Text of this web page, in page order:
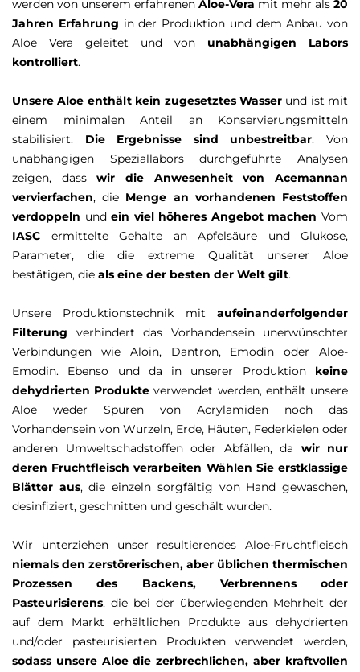
werden von unserem erfahrenen Aloe-Vera mit mehr als 20
Jahren Erfahrung in der Produktion und dem Anbau von
Aloe Vera geleitet und von unabhängigen Labors
kontrolliert.
Unsere Aloe enthält kein zugesetztes Wasserund ist mit
einem minimalen Anteil an Konservierungsmitteln
stabilisiert. Die Ergebnisse sind unbestreitbar: Von
unabhängigen Speziallabors durchgeführte Analysen
zeigen, dasswir die Anwesenheit von Acemannan
vervierfachen, die Menge an vorhandenen Feststoffen
verdoppeln undein viel höheres Angebot machen Vom
IASC ermittelte Gehalte an Apfelsäure und Glukose,
Parameter, die die extreme Qualität unserer Aloe
bestätigen, die als eine der besten der Welt gilt.
Unsere Produktionstechnik mit aufeinanderfolgender
Filterung verhindert das Vorhandensein unerwünschter
Verbindungen wie Aloin, Dantron, Emodin oder Aloe-
Emodin. Ebenso und da in unserer Produktion keine
dehydrierten Produkte verwendet werden, enthält unsere
Aloe weder Spuren von Acrylamiden noch das
Vorhandensein von Wurzeln, Erde, Häuten, Federkielen oder
anderen Umweltschadstoffen oder Abfällen, da wir nur
deren Fruchtfleisch verarbeiten Wählen Sie erstklassige
Blätter aus, die einzeln sorgfältig von Hand gewaschen,
desinfiziert, geschnitten und geschält wurden.
Wir unterziehen unser resultierendes Aloe-Fruchtfleisch
niemals den zerstörerischen, aber üblichen thermischen
Prozessen des Backens, Verbrennens oder
Pasteurisierens, die bei der überwiegenden Mehrheit der
auf dem Markt erhältlichen Produkte aus dehydrierten
und/oder pasteurisierten Produkten verwendet werden,
sodass unsere Aloe die zerbrechlichen, aber kraftvollen